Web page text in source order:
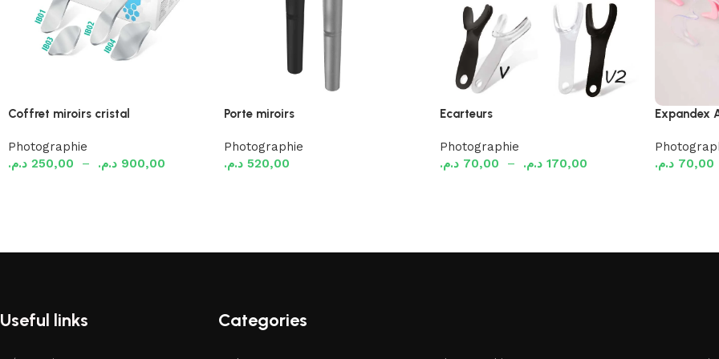
Coffret miroirs cristal
Photographie
250,00 د.م. – 900,00 د.م.
Porte miroirs
Photographie
520,00 د.م.
Ecarteurs
Photographie
70,00 د.م. – 170,00 د.م.
Expandex
70,00 د.م.
Useful links Categories